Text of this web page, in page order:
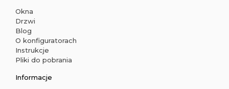
Okna
Drzwi
Blog
O konfiguratorach
Instrukcje
Pliki do pobrania
Informacje